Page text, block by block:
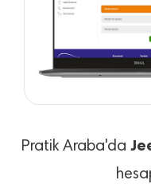
Pratik Araba'da